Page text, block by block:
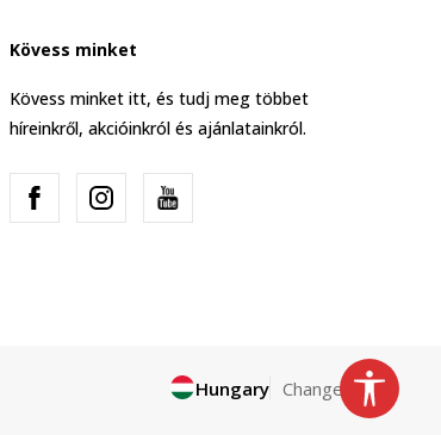
Kövess minket
Kövess minket itt, és tudj meg többet
híreinkről, akcióinkról és ajánlatainkról.
Hungary Change